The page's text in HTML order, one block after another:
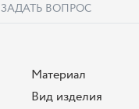
ЗАДАТЬ ВОПРОС
Материал
Вид изделия